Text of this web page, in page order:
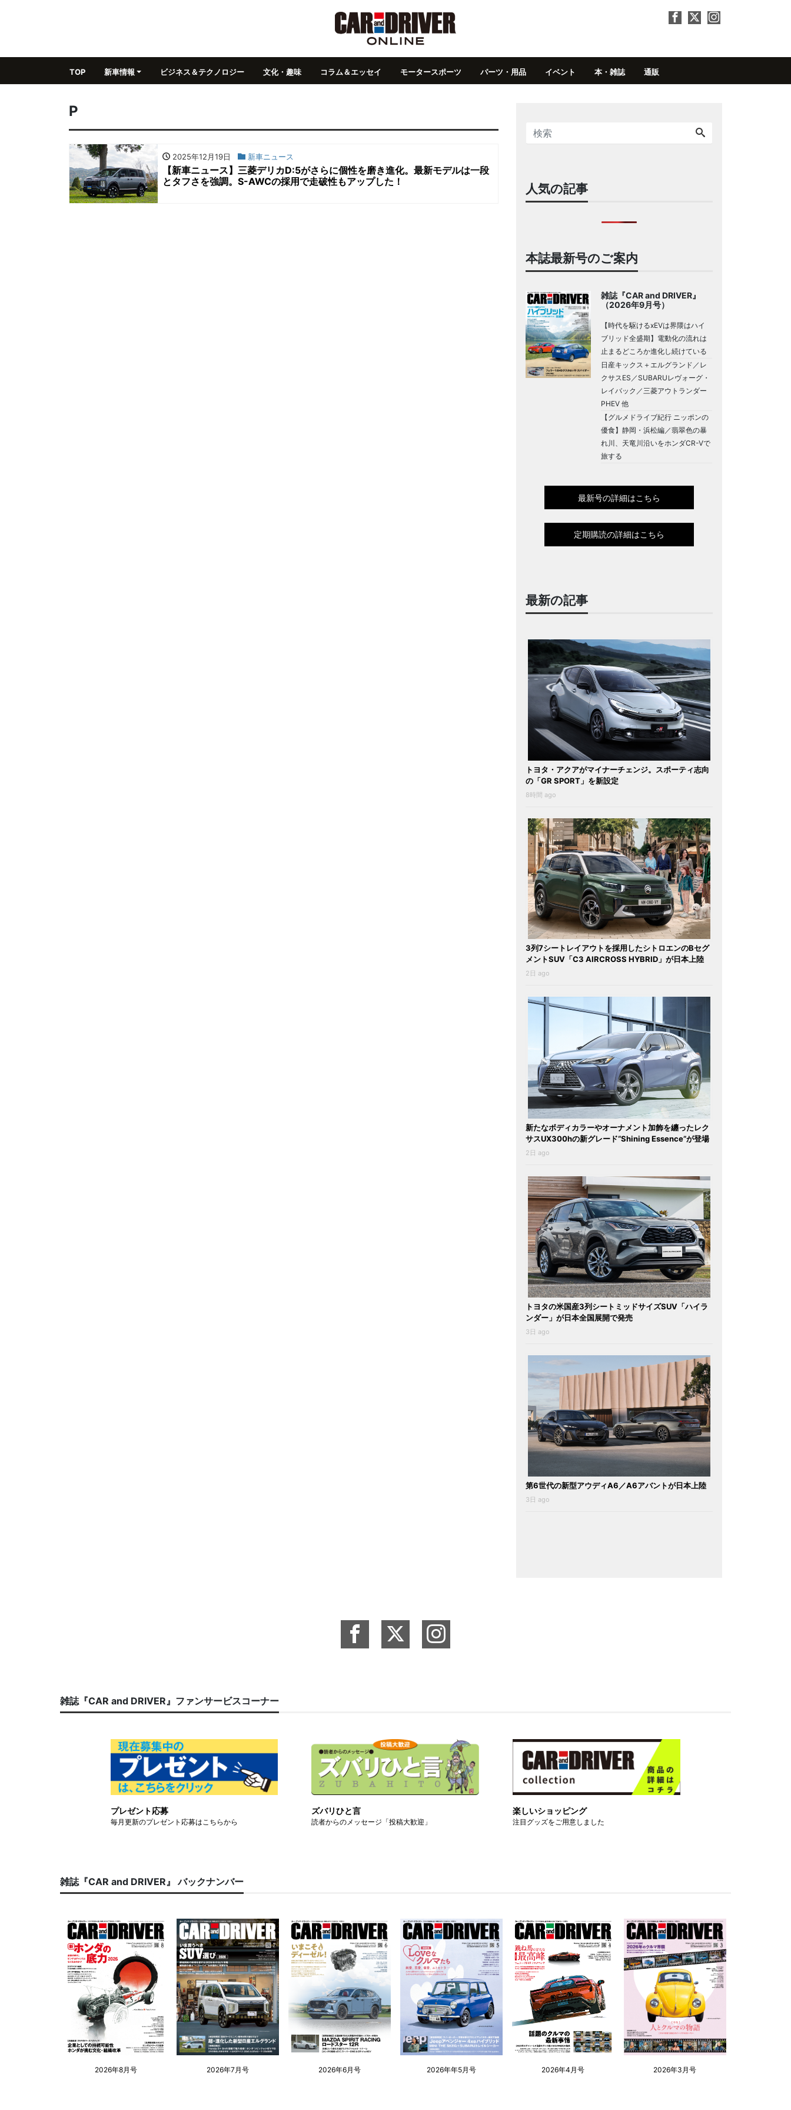
TOP 新車情報 ビジネス＆テクノロジー 文化・趣味 コラム＆エッセイ モータースポーツ パーツ・用品 イベント 本・雑誌 通販
P
2025年12月19日 新車ニュース
【新車ニュース】三菱デリカD:5がさらに個性を磨き進化。最新モデルは一段
とタフさを強調。S-AWCの採用で走破性もアップした！
人気の記事
本誌最新号のご案内
雑誌『CAR and DRIVER』
（2026年9月号）
【時代を駆けるxEVは界隈はハイ
ブリッド全盛期】電動化の流れは
止まるどころか進化し続けている
日産キックス＋エルグランド／レ
クサスES／SUBARUレヴォーグ・
レイバック／三菱アウトランダー
PHEV 他
【グルメドライブ紀行 ニッポンの
優食】静岡・浜松編／翡翠色の暴
れ川、天竜川沿いをホンダCR-Vで
旅する
最新号の詳細はこちら
定期購読の詳細はこちら
最新の記事
トヨタ・アクアがマイナーチェンジ。スポーティ志向
の「GR SPORT」を新設定
8時間 ago
3列7シートレイアウトを採用したシトロエンのBセグ
メントSUV「C3 AIRCROSS HYBRID」が日本上陸
2日 ago
新たなボディカラーやオーナメント加飾を纏ったレク
サスUX300hの新グレード“Shining Essence”が登場
2日 ago
トヨタの米国産3列シートミッドサイズSUV「ハイラ
ンダー」が日本全国展開で発売
3日 ago
第6世代の新型アウディA6／A6アバントが日本上陸
3日 ago
雑誌『CAR and DRIVER』ファンサービスコーナー
プレゼント応募
毎月更新のプレゼント応募はこちらから
ズバリひと言
読者からのメッセージ「投稿大歓迎」
楽しいショッピング
注目グッズをご用意しました
雑誌『CAR and DRIVER』 バックナンバー
2026年8月号 2026年7月号 2026年6月号 2026年年5月号 2026年4月号 2026年3月号